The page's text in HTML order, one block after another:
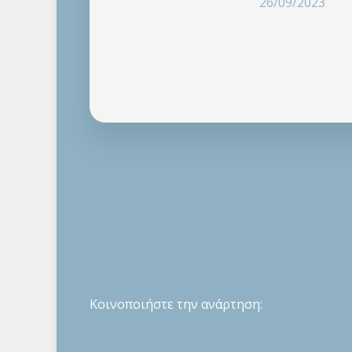
Κοινοποιήστε την ανάρτηση: